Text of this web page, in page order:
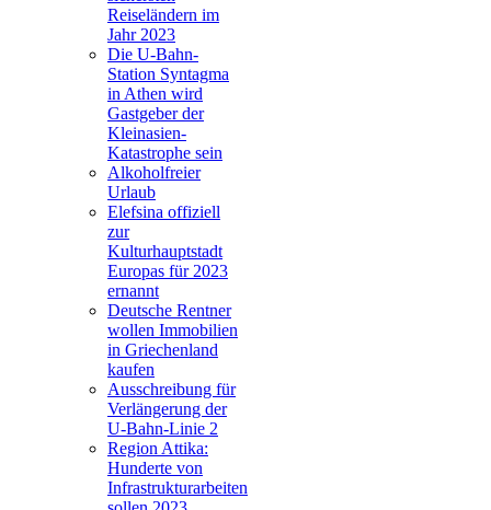
Reiseländern im
Jahr 2023
Die U-Bahn-
Station Syntagma
in Athen wird
Gastgeber der
Kleinasien-
Katastrophe sein
Alkoholfreier
Urlaub
Elefsina offiziell
zur
Kulturhauptstadt
Europas für 2023
ernannt
Deutsche Rentner
wollen Immobilien
in Griechenland
kaufen
Ausschreibung für
Verlängerung der
U-Bahn-Linie 2
Region Attika:
Hunderte von
Infrastrukturarbeiten